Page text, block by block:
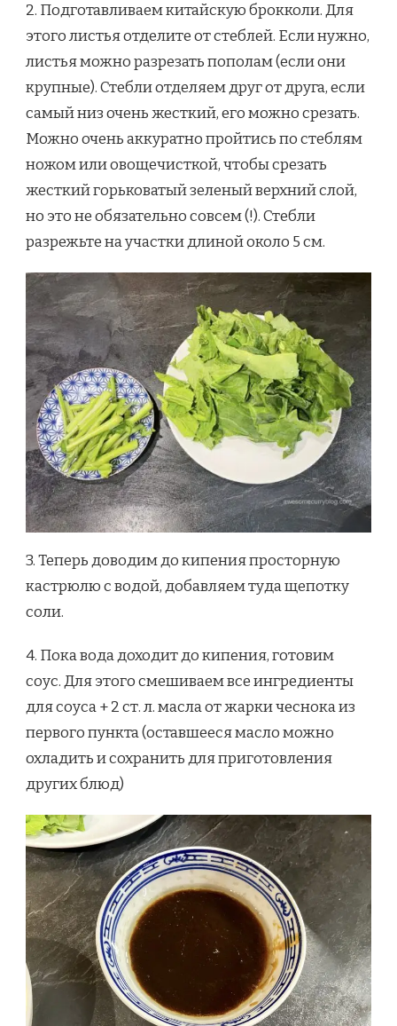
2. Подготавливаем китайскую брокколи. Для
этого листья отделите от стеблей. Если нужно,
листья можно разрезать пополам (если они
крупные). Стебли отделяем друг от друга, если
самый низ очень жесткий, его можно срезать.
Можно очень аккуратно пройтись по стеблям
ножом или овощечисткой, чтобы срезать
жесткий горьковатый зеленый верхний слой,
но это не обязательно совсем (!). Стебли
разрежьте на участки длиной около 5 см.
3. Теперь доводим до кипения просторную
кастрюлю с водой, добавляем туда щепотку
соли.
4. Пока вода доходит до кипения, готовим
соус. Для этого смешиваем все ингредиенты
для соуса + 2 ст. л. масла от жарки чеснока из
первого пункта (оставшееся масло можно
охладить и сохранить для приготовления
других блюд)